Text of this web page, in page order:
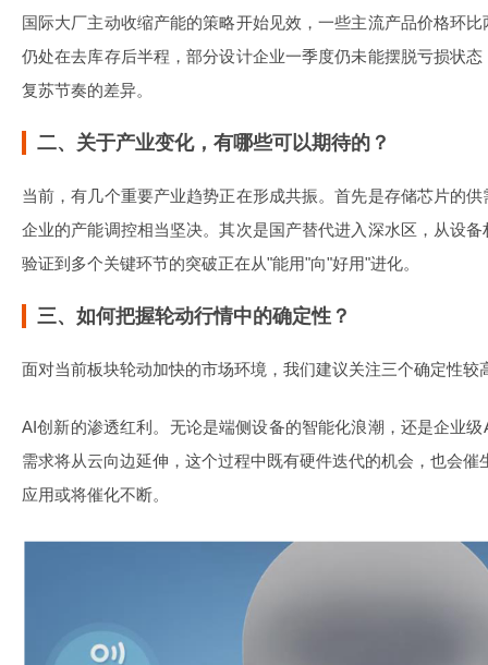
国际大厂主动收缩产能的策略开始见效，一些主流产品价格环
仍处在去库存后半程，部分设计企业一季度仍未能摆脱亏损状
复苏节奏的差异。
二、关于产业变化，有哪些可以期待的？
当前，有几个重要产业趋势正在形成共振。首先是存储芯片的
企业的产能调控相当坚决。其次是国产替代进入深水区，从设
验证到多个关键环节的突破正在从"能用"向"好用"进化。
三、如何把握轮动行情中的确定性？
面对当前板块轮动加快的市场环境，我们建议关注三个确定性较
AI创新的渗透红利。无论是端侧设备的智能化浪潮，还是企业
需求将从云向边延伸，这个过程中既有硬件迭代的机会，也会催
应用或将催化不断。